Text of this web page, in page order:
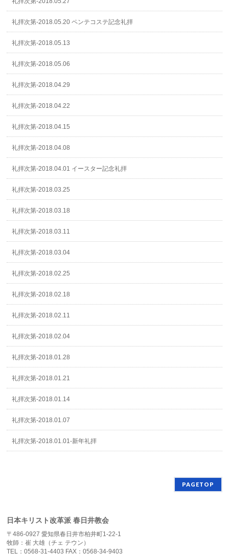
礼拝次第-2018.05.20 ペンテコステ記念礼拝
礼拝次第-2018.05.13
礼拝次第-2018.05.06
礼拝次第-2018.04.29
礼拝次第-2018.04.22
礼拝次第-2018.04.15
礼拝次第-2018.04.08
礼拝次第-2018.04.01 イースター記念礼拝
礼拝次第-2018.03.25
礼拝次第-2018.03.18
礼拝次第-2018.03.11
礼拝次第-2018.03.04
礼拝次第-2018.02.25
礼拝次第-2018.02.18
礼拝次第-2018.02.11
礼拝次第-2018.02.04
礼拝次第-2018.01.28
礼拝次第-2018.01.21
礼拝次第-2018.01.14
礼拝次第-2018.01.07
礼拝次第-2018.01.01-新年礼拝
PAGETOP
日本キリスト改革派 春日井教会
〒486-0927 愛知県春日井市柏井町1-22-1
牧師：崔 大雄（チェ テウン）
TEL：0568-31-4403 FAX：0568-34-9403